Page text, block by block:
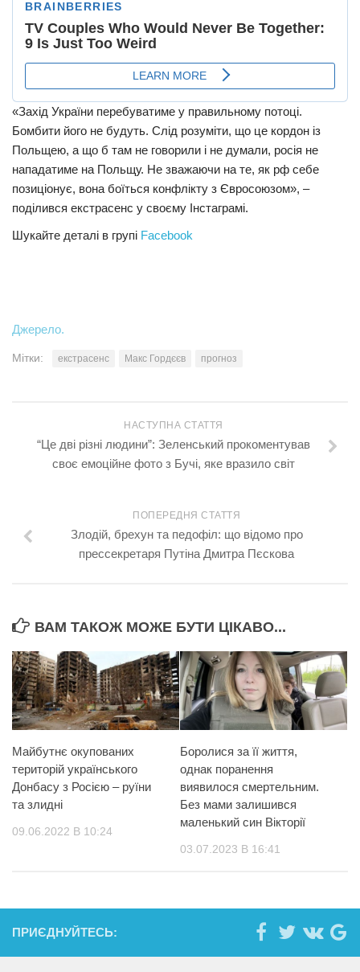
«Захід України перебуватиме у правильному потоці.
Бомбити його не будуть. Слід розуміти, що це кордон із
Польщею, а що б там не говорили і не думали, росія не
нападатиме на Польщу. Не зважаючи на те, як рф себе
позиціонує, вона боїться конфлікту з Євросоюзом», –
поділився екстрасенс у своєму Інстаграмі.
Шукайте деталі в групі Facebook
Джерело.
Мітки: екстрасенс Макс Гордєєв прогноз
НАСТУПНА СТАТТЯ
“Це дві різні людини”: Зеленський прокоментував
своє емоційне фото з Бучі, яке вразило світ
ПОПЕРЕДНЯ СТАТТЯ
Злодій, брехун та педофіл: що відомо про
прессекретаря Путіна Дмитра Пєскова
ВАМ ТАКОЖ МОЖЕ БУТИ ЦІКАВО...
Майбутнє окупованих
територій українського
Донбасу з Росією – руїни
та злидні
09.06.2022 В 10:24
Боролися за її життя,
однак поранення
виявилося смертельним.
Без мами залишився
маленький син Вікторії
03.07.2023 В 16:41
ПРИЄДНУЙТЕСЬ: